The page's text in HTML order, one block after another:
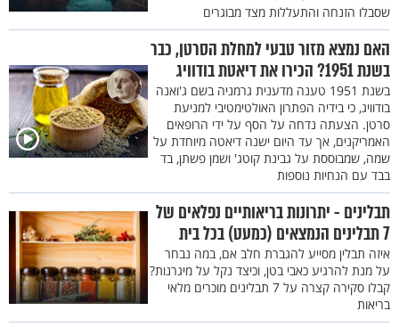
שסבלו הזנחה והתעללות מצד מבוגרים
האם נמצא מזור טבעי למחלת הסרטן, כבר
בשנת 1951? הכירו את דיאטת בודוויג
בשנת 1951 טענה מדענית גרמניה בשם ג'ואנה
בודוויג, כי בידיה הפתרון האולטימטיבי למניעת
סרטן. הצעתה נדחה על הסף על ידי הרופאים
האמריקנים, אך עד היום ישנה דיאטה מיוחדת על
שמה, שמבוססת על גבינת קוטג' ושמן פשתן, בד
בבד עם הנחיות נוספות
תבלינים - יתרונות בריאותיים נפלאים של
7 תבלינים הנמצאים (כמעט) בכל בית
איזה תבלין מסייע להגברת חלב אם, במה נבחר
על מנת להרגיע כאבי בטן, וכיצד נקל על מיגרנות?
קבלו סקירה קצרה על 7 תבלינים מוכרים מלאי
בריאות